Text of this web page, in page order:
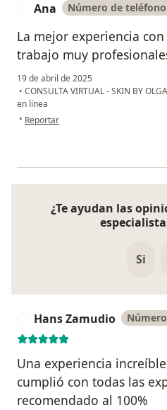
Ana Número de
La mejor experiencia
trabajo muy
19 de abril de 2025
• CONSULTA VIRTUAL - SKIN BY
en línea
• en opinión del usuario Ana
Reportar
¿Te ayudan las
Si
Hans Zamudio
Una experiencia
cumplió con todas las
recomendado al 100%